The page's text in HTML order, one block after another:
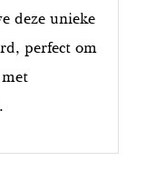
deze unieke
perfect om